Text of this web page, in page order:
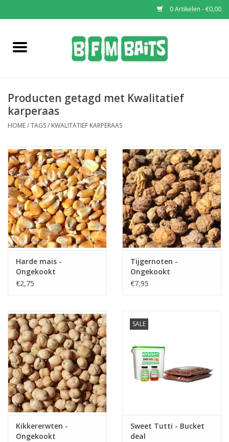
0 Artikelen - €0,00
Home
Pop-Ups
Soaks & Dips
Bucket Deals
Bulk Deals
Partikels & Pellets
Nieuws
Producten getagd met Kwalitatief
karperaas
HOME/TAGS/ KWALITATIEF KARPERAAS
Harde mais -
Ongekookt
€2,75
Tijgernoten -
Ongekookt
€7,95
Kikkererwten -
Ongekookt
SALE
Sweet Tutti - Bucket
deal